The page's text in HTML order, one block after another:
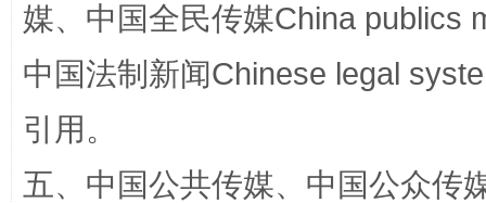
国家大学科技园优化重塑工作
媒、中国全民传媒China publics
中国法制新闻Chinese legal
引用。
五、中国公共传媒、中国公众传